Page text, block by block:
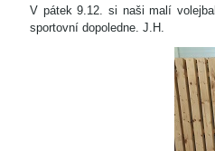
V pátek 9.12. si naši malí
sportovní dopoledne. J.H.